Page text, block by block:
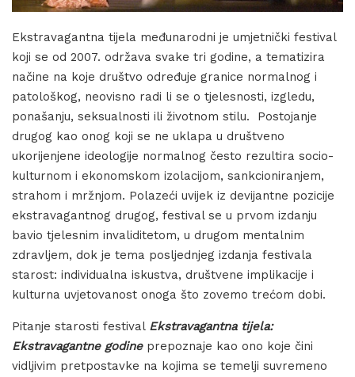
Ekstravagantna tijela međunarodni je umjetnički festival
koji se od 2007. održava svake tri godine, a tematizira
načine na koje društvo određuje granice normalnog i
patološkog, neovisno radi li se o tjelesnosti, izgledu,
ponašanju, seksualnosti ili životnom stilu. Postojanje
drugog kao onog koji se ne uklapa u društveno
ukorijenjene ideologije normalnog često rezultira socio-
kulturnom i ekonomskom izolacijom, sankcioniranjem,
strahom i mržnjom. Polazeći uvijek iz devijantne pozicije
ekstravagantnog drugog, festival se u prvom izdanju
bavio tjelesnim invaliditetom, u drugom mentalnim
zdravljem, dok je tema posljednjeg izdanja festivala
starost: individualna iskustva, društvene implikacije i
kulturna uvjetovanost onoga što zovemo trećom dobi.
Pitanje starosti festival Ekstravagantna tijela:
Ekstravagantne godine prepoznaje kao ono koje čini
vidljivim pretpostavke na kojima se temelji suvremeno